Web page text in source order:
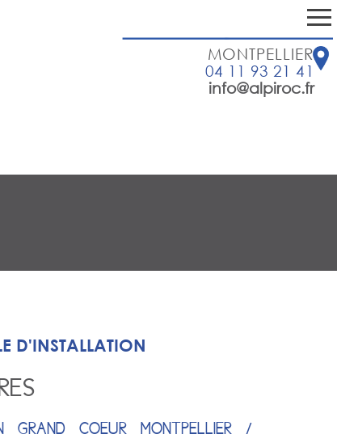
MONTPELLIER
04 11 93 21 41
info@alpiroc.fr
D'INSTALLATION
GRAND COEUR MONTPELLIER /